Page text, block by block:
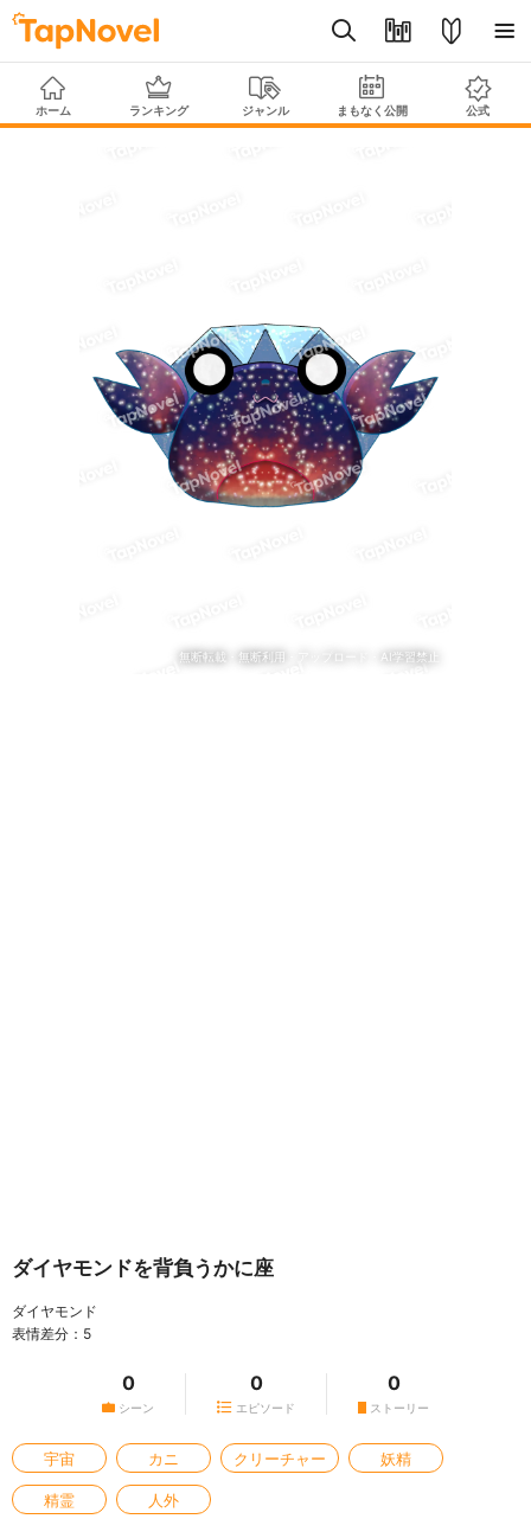
ホーム ランキング ジャンル まもなく公開 公式
無断転載・無断利用・アップロード・AI学習禁止
ダイヤモンドを背負うかに座
ダイヤモンド
表情差分：5
シーン
0
エピソード
0
ストーリー
0
宇宙 カニ クリーチャー 妖精
精霊 人外